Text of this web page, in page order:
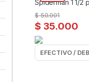
$ 35.000
$50.001